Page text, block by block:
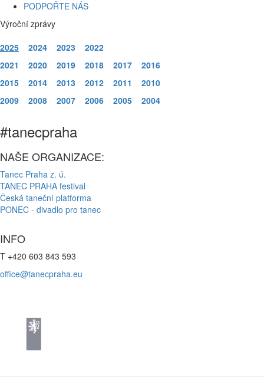
PODPOŘTE NÁS
Výroční zprávy
2025
2024 2023
2022
2021
2020 2019 2018 2017
2016
2015
2014 2013 2012 2011
2010
2009
2008 2007 2006 2005 2004
#tanecpraha
NAŠE ORGANIZACE:
Tanec Praha z. ú.
TANEC PRAHA festival
Česká taneční platforma
PONEC - divadlo pro tanec
INFO
T +420 603 843 593
office@tanecpraha.eu